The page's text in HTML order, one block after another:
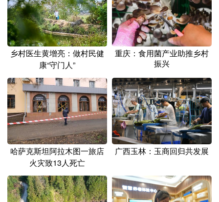
乡村医生黄增亮：做村民健
康“守门人”
重庆：食用菌产业助推乡村
振兴
哈萨克斯坦阿拉木图一旅店
火灾致13人死亡
广西玉林：玉商回归共发展